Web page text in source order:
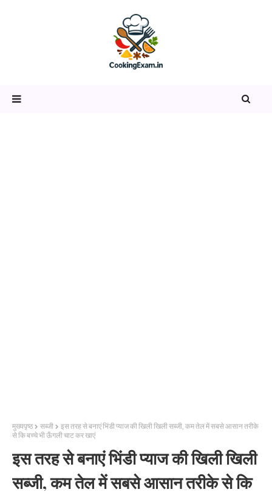
मुख्यपृष्ठ सब्जी
इस तरह से बनाएं भिंडी प्याज की खिली खिली सब्जी, कम तेल में सबसे आसान तरीके
से कि बच्चे भी ऊँगली चाट कर खाएं
इस तरह से बनाएं भिंडी प्याज की खिली खिली
सब्जी, कम तेल में सबसे आसान तरीके से कि